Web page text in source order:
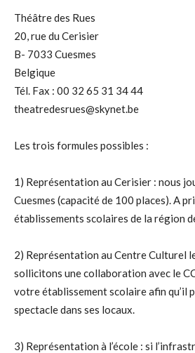
Théâtre des Rues
20, rue du Cerisier
B- 7033 Cuesmes
Belgique
Tél. Fax : 00 32 65 31 34 44
theatredesrues@skynet.be
Les trois formules possibles :
1) Représentation au Cerisier : nous
Cuesmes (capacité de 100 places). A
établissements scolaires de la région
2) Représentation au Centre Culturel
sollicitons une collaboration avec le
votre établissement scolaire afin qu’il
spectacle dans ses locaux.
3) Représentation à l’école : si